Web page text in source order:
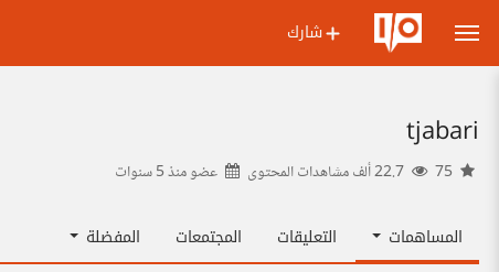
شارك
tjabari
عضو منذ5 سنوات
المساهمات التعليقات المجتمعات المفضلة